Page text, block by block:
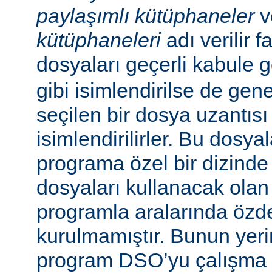
paylaşımlı kütüphaneler
kütüphaneleriadı verilir
dosyaları geçerli kabule
gibi isimlendirilse de
seçilen bir dosya
isimlendirilirler. Bu
programa özel bir
dosyaları kullanacak olan
programla aralarında
kurulmamıştır. Bunun
program DSO’yu